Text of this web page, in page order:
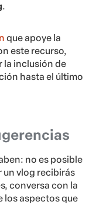
.
que apoye la
este recurso,
la inclusión de
hasta el último
no es posible
un vlog recibirás
conversa con la
los aspectos que